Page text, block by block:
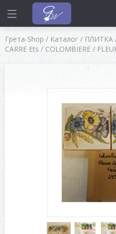
Грета-Shop / Каталог / ПЛИТКА
CARRE Ets / COLOMBIERE /